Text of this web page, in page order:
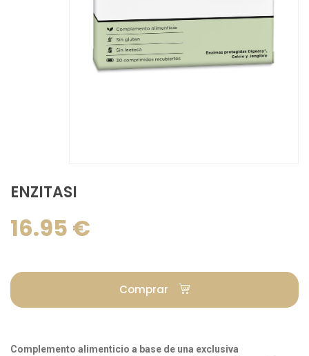
ENZITASI
16.95 €
Comprar
Complemento alimenticio a base de una exclusiva